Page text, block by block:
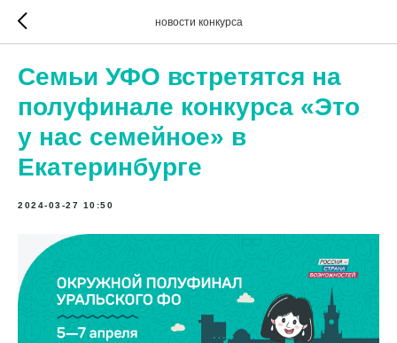
новости конкурса
Семьи УФО встретятся на
полуфинале конкурса «Это
у нас семейное» в
Екатеринбурге
2024-03-27 10:50